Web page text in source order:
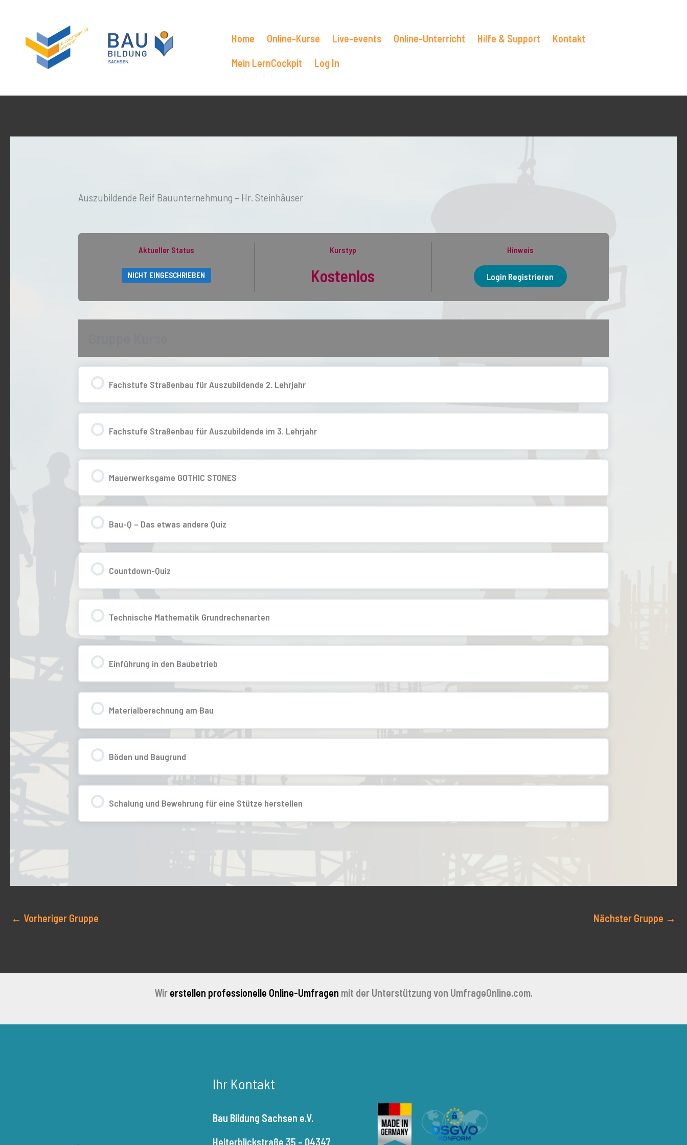
springen
Home Online-Kurse Live-events Online-Unterricht Hilfe & Support
Kontakt
Mein LernCockpit
Log In
Auszubildende Reif Bauunternehmung – Hr. Steinhäuser
Aktueller Status
NICHT EINGESCHRIEBEN
Kurstyp
Kostenlos
Hinweis
Login Registrieren
Fachstufe Straßenbau für Auszubildende 2. Lehrjahr
Fachstufe Straßenbau für Auszubildende im 3. Lehrjahr
Mauerwerksgame GOTHIC STONES
0% ABGESCHLOSSEN
Bau-Q – Das etwas andere Quiz
0% ABGESCHLOSSEN
Countdown-Quiz
0% ABGESCHLOSSEN
Technische Mathematik Grundrechenarten
0% ABGESCHLOSSEN
Einführung in den Baubetrieb
0% ABGESCHLOSSEN
Materialberechnung am Bau
0% ABGESCHLOSSEN
Böden und Baugrund
0% ABGESCHLOSSEN
Schalung und Bewehrung für eine Stütze herstellen
0% ABGESCHLOSSEN
← Vorheriger Gruppe Nächster Gruppe →
Wir erstellen professionelle Online-Umfragen mit der Unterstützung von UmfrageOnline.com.
Ihr Kontakt
Bau Bildung Sachsen e.V.
Heiterblickstraße 35 – 04347